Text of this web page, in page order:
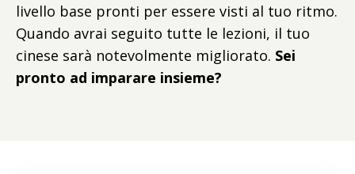
livello base pronti per essere visti al tuo ritmo.
Quando avrai seguito tutte le lezioni, il tuo
cinese sarà notevolmente migliorato. Sei
pronto ad imparare insieme?